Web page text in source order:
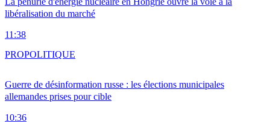
libéralisation du marché
11:38
Guerre de désinformation russe : les élections municipales
allemandes prises pour cible
10:36
PROPOLITIQUE